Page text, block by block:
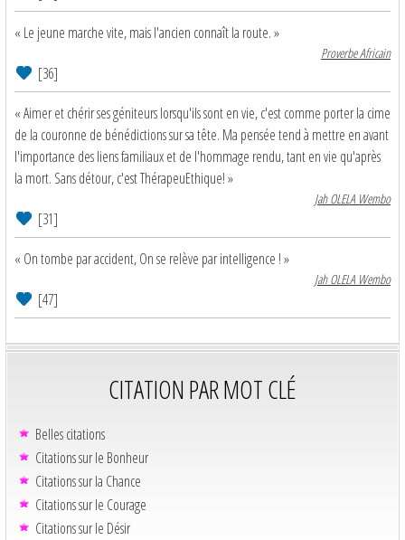
« Le jeune marche vite, mais l'ancien connaît la route. »
Proverbe Africain
[36]
« Aimer et chérir ses géniteurs lorsqu'ils sont en vie, c'est comme porter la cime
de la couronne de bénédictions sur sa tête. Ma pensée tend à mettre en avant
l'importance des liens familiaux et de l'hommage rendu, tant en vie qu'après
la mort. Sans détour, c'est ThérapeuEthique! »
Jah OLELA Wembo
[31]
« On tombe par accident, On se relève par intelligence ! »
Jah OLELA Wembo
[47]
CITATION PAR MOT CLÉ
Belles citations
Citations sur le Bonheur
Citations sur la Chance
Citations sur le Courage
Citations sur le Désir